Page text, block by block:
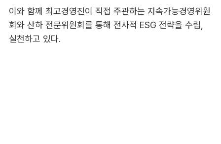
이와 함께 최고경영진이 직접 주관하는 지속가능경영위원
회와 산하 전문위원회를 통해 전사적 ESG 전략을 수립,
실천하고 있다.